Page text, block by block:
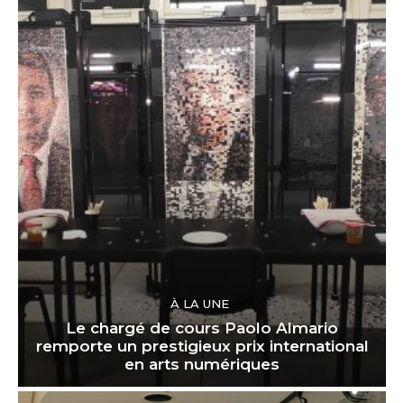
À LA UNE
Le chargé de cours Paolo Almario
remporte un prestigieux prix international
en arts numériques